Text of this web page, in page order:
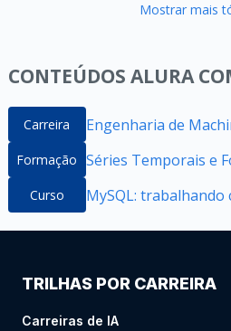
Mostrar mais
CONTEÚDOS ALURA
Carreira Engenharia de
Formação Séries Temporais e
Curso MySQL: trabalhando
TRILHAS POR CARREIRA
Carreiras de IA